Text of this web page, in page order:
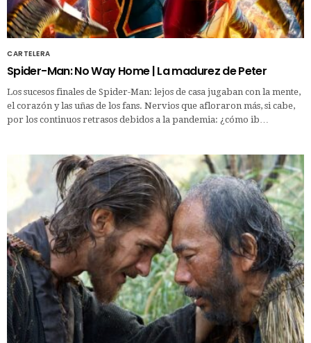
CARTELERA
Spider-Man: No Way Home | La madurez de Peter
Los sucesos finales de Spider-Man: lejos de casa jugaban con la mente,
el corazón y las uñas de los fans. Nervios que afloraron más, si cabe,
por los continuos retrasos debidos a la pandemia: ¿cómo ib…